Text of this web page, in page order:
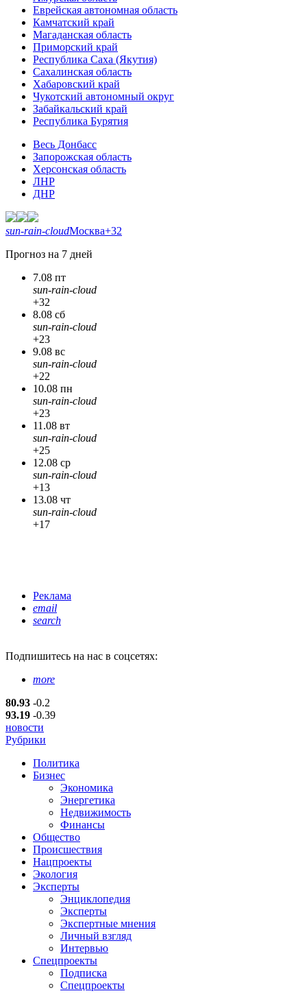
Еврейская автономная область
Камчатский край
Магаданская область
Приморский край
Республика Саха (Якутия)
Сахалинская область
Хабаровский край
Чукотский автономный округ
Забайкальский край
Республика Бурятия
Весь Донбасс
Запорожская область
Херсонская область
ЛНР
ДНР
sun-rain-cloudМосква+32
Прогноз на 7 дней
7.08 пт
sun-rain-cloud
+32
8.08 сб
sun-rain-cloud
+23
9.08 вс
sun-rain-cloud
+22
10.08 пн
sun-rain-cloud
+23
11.08 вт
sun-rain-cloud
+25
12.08 ср
sun-rain-cloud
+13
13.08 чт
sun-rain-cloud
+17
Реклама
email
search
Подпишитесь на нас в соцсетях:
more
80.93 -0.2
93.19 -0.39
новости
Рубрики
Политика
Бизнес
Экономика
Энергетика
Недвижимость
Финансы
Общество
Происшествия
Нацпроекты
Экология
Эксперты
Энциклопедия
Эксперты
Экспертные мнения
Личный взгляд
Интервью
Спецпроекты
Подписка
Спецпроекты